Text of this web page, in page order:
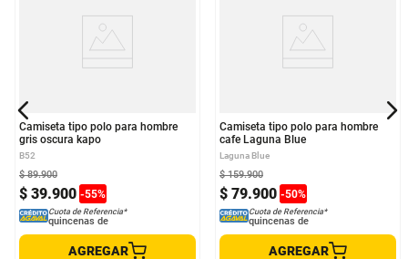
Camiseta tipo polo para hombre
gris oscura kapo
B52
$ 39.900 -55%
$ 89.900
Cuota de Referencia*
quincenas de
AGREGAR
Camiseta tipo polo para hombre
cafe Laguna Blue
Laguna Blue
$ 79.900 -50%
$ 159.900
Cuota de Referencia*
quincenas de
AGREGAR